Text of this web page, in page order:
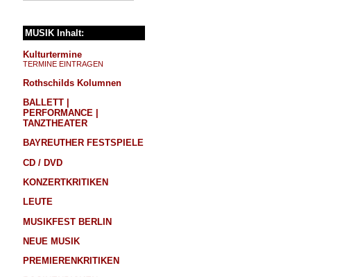
MUSIK Inhalt:
Kulturtermine
TERMINE EINTRAGEN
Rothschilds Kolumnen
BALLETT |
PERFORMANCE |
TANZTHEATER
BAYREUTHER FESTSPIELE
CD / DVD
KONZERTKRITIKEN
LEUTE
MUSIKFEST BERLIN
NEUE MUSIK
PREMIERENKRITIKEN